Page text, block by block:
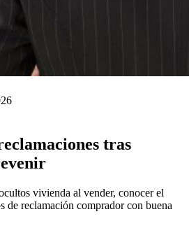
tras
vivienda al vender, conocer el
de reclamación comprador con buena